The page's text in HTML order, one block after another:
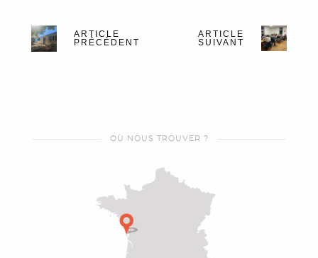
ARTICLE
PRÉCÉDENT
ARTICLE
SUIVANT
OÙ NOUS TROUVER ?